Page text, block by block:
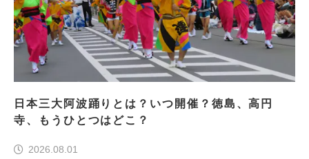
日本三大阿波踊りとは？いつ開催？徳島、高円
寺、もうひとつはどこ？
2026.08.01